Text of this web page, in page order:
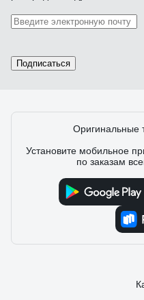
Байпас
Отзыв о Стабилизатор
AVR SERVO 20000SF
Подписаться
Оригинальные
Установите мобильное
по заказам